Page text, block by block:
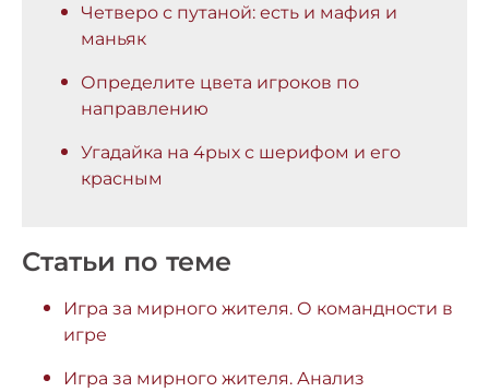
Четверо с путаной: есть и мафия и
маньяк
Определите цвета игроков по
направлению
Угадайка на 4рых с шерифом и его
красным
Статьи по теме
Игра за мирного жителя. О командности в
игре
Игра за мирного жителя. Анализ